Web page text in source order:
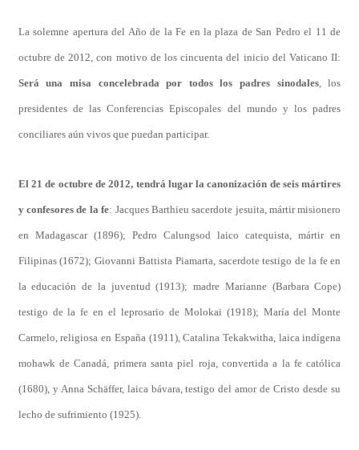
La solemne apertura del Año de la Fe en la plaza de San Pedro el 11 de
octubre de 2012, con motivo de los cincuenta del inicio del Vaticano II:
Será una misa concelebrada por todos los padres sinodales, los
presidentes de las Conferencias Episcopales del mundo y los padres
conciliares aún vivos que puedan participar.
El 21 de octubre de 2012, tendrá lugar la canonización de seis mártires
y confesores de la fe: Jacques Barthieu sacerdote jesuita, mártir misionero
en Madagascar (1896); Pedro Calungsod laico catequista, mártir en
Filipinas (1672); Giovanni Battista Piamarta, sacerdote testigo de la fe en
la educación de la juventud (1913); madre Marianne (Barbara Cope)
testigo de la fe en el leprosario de Molokai (1918); María del Monte
Carmelo, religiosa en España (1911), Catalina Tekakwitha, laica indígena
mohawk de Canadá, primera santa piel roja, convertida a la fe católica
(1680), y Anna Schäffer, laica bávara, testigo del amor de Cristo desde su
lecho de sufrimiento (1925).